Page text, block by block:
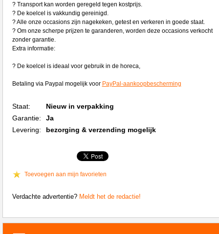
? Transport kan worden geregeld tegen kostprijs.
? De koelcel is vakkundig gereinigd.
? Alle onze occasions zijn nagekeken, getest en verkeren in goede staat.
? Om onze scherpe prijzen te garanderen, worden deze occasions verkocht
zonder garantie.
Extra informatie:
? De koelcel is ideaal voor gebruik in de horeca,
Betaling via Paypal mogelijk voor PayPal-aankoopbescherming
Staat:
Nieuw in verpakking
Garantie:
Ja
Levering:
bezorging & verzending mogelijk
Toevoegen aan mijn favorieten
Verdachte advertentie? Meldt het de redactie!